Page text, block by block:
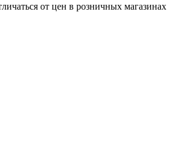
от цен в розничных магазинах